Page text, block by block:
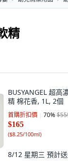
精
BUSYANGEL 超高
精 棉花香, 1L, 2個
首購折扣價 70%
$165
($8.25/100ml)
8/12 星期三 預計